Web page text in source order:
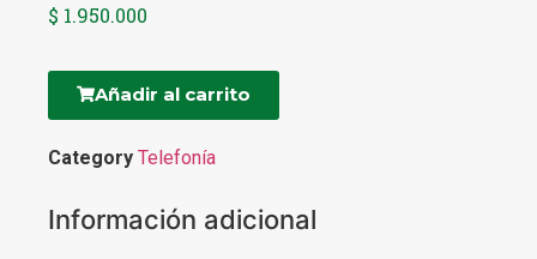
$ 1.950.000
Añadir al carrito
Category Telefonía
Información adicional